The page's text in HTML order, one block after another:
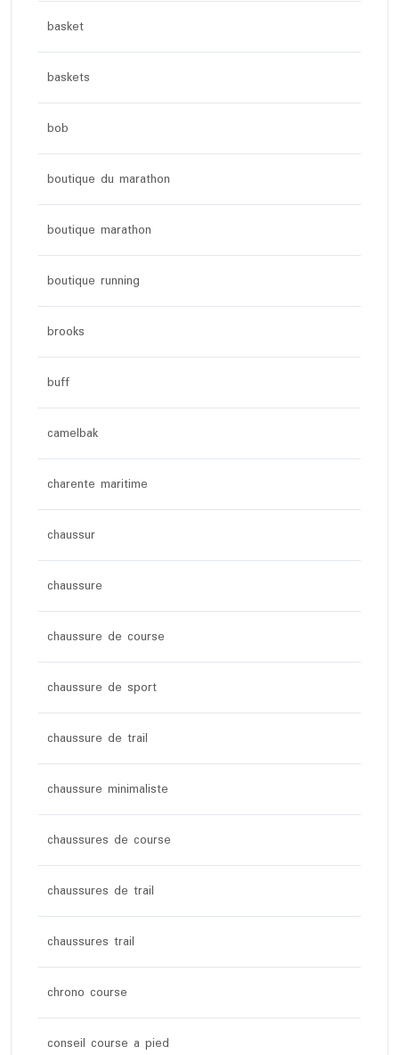
basket
baskets
bob
boutique du marathon
boutique marathon
boutique running
brooks
buff
camelbak
charente maritime
chaussur
chaussure
chaussure de course
chaussure de sport
chaussure de trail
chaussure minimaliste
chaussures de course
chaussures de trail
chaussures trail
chrono course
conseil course a pied